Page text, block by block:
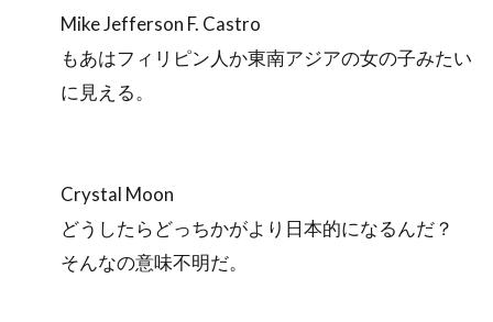
Mike Jefferson F. Castro
もあはフィリピン人か東南アジアの女の子みたい
に見える。
Crystal Moon
どうしたらどっちかがより日本的になるんだ？
そんなの意味不明だ。